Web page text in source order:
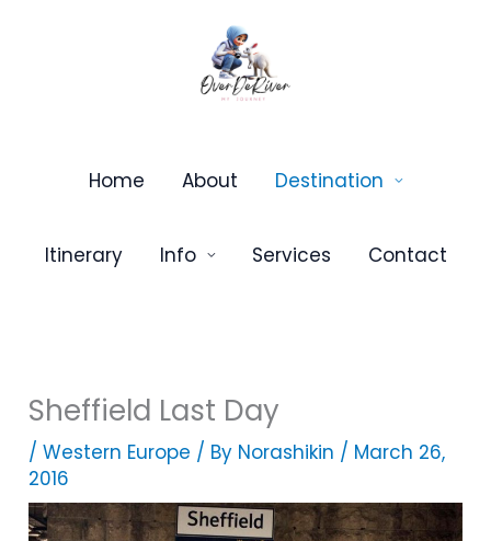
Home About Destination
Itinerary Info Services Contact
Sheffield Last Day
/Western Europe / By Norashikin / March 26,
2016